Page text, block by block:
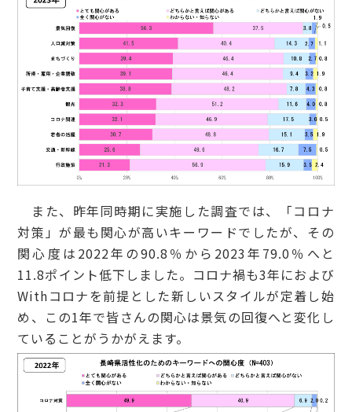
また、昨年同時期に実施した調査では、「コロナ
対策」が最も関心が高いキーワードでしたが、その
関心度は2022年の90.8％から2023年79.0％へと
11.8ポイント低下しました。コロナ禍も3年におよび
Withコロナを前提とした新しいスタイルが定着し始
め、この1年で皆さんの関心は景気の回復へと変化し
ていることがうかがえます。